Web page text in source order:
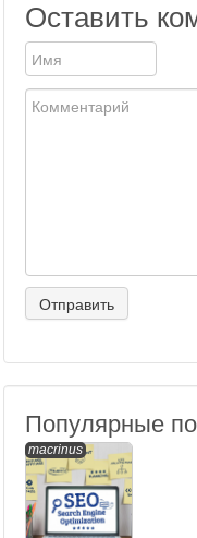
Оставить
Популярные
macrinus